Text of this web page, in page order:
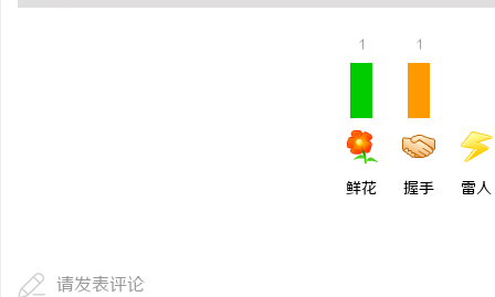
1
鲜花
1
握手 雷人
请发表评论